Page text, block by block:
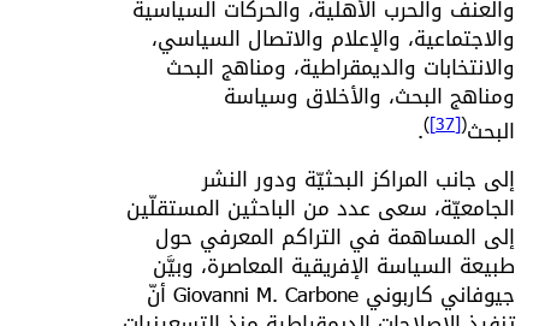
والعنف والحرب الأهلية، والحركات السياسية
والاجتماعية، والإعلام والاتصال السياسي،
والانتخابات والديمقراطية، ومناهج البحث
ومناهج البحث، والأخلاق وسياسة
البحث(
[37]
)
.
إلى جانب المراكز البحثيّة ودور النشر
الجامعيّة، سعى عدد من الباحثين المستقلّين
إلى المساهمة في التراكم المعرفي حول
طبيعة السياسة الإفريقية المعاصرة، وبيَّن
جيوفاني كاربوني Giovanni M. Carbone أنّ